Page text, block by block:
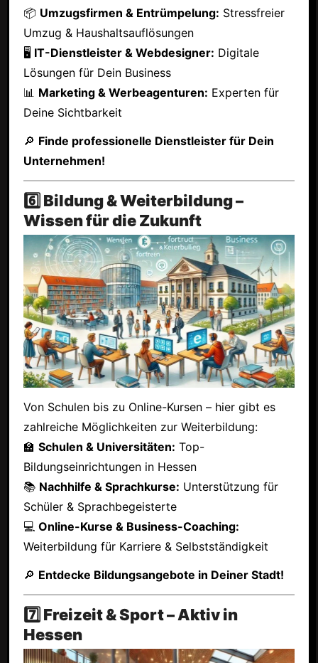
📦 Umzugsfirmen & Entrümpelung: Stressfreier
Umzug & Haushaltsauflösungen
🖥 IT-Dienstleister & Webdesigner: Digitale
Lösungen für Dein Business
📊 Marketing & Werbeagenturen: Experten für
Deine Sichtbarkeit
🔎 Finde professionelle Dienstleister für Dein
Unternehmen!
6️⃣ Bildung & Weiterbildung –
Wissen für die Zukunft
Von Schulen bis zu Online-Kursen – hier gibt es
zahlreiche Möglichkeiten zur Weiterbildung:
🏫 Schulen & Universitäten: Top-
Bildungseinrichtungen in Hessen
📚 Nachhilfe & Sprachkurse: Unterstützung für
Schüler & Sprachbegeisterte
💻 Online-Kurse & Business-Coaching:
Weiterbildung für Karriere & Selbstständigkeit
🔎 Entdecke Bildungsangebote in Deiner Stadt!
7️⃣ Freizeit & Sport – Aktiv in
Hessen